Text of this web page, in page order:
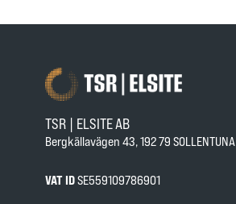
TSR | ELSITE AB
Bergkällavägen 43, 192 79 SOLLENTUNA
VAT IDSE559109786901